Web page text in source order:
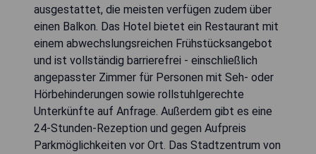
ausgestattet, die meisten verfügen zudem über
einen Balkon. Das Hotel bietet ein Restaurant mit
einem abwechslungsreichen Frühstücksangebot
und ist vollständig barrierefrei - einschließlich
angepasster Zimmer für Personen mit Seh- oder
Hörbehinderungen sowie rollstuhlgerechte
Unterkünfte auf Anfrage. Außerdem gibt es eine
24-Stunden-Rezeption und gegen Aufpreis
Parkmöglichkeiten vor Ort. Das Stadtzentrum von